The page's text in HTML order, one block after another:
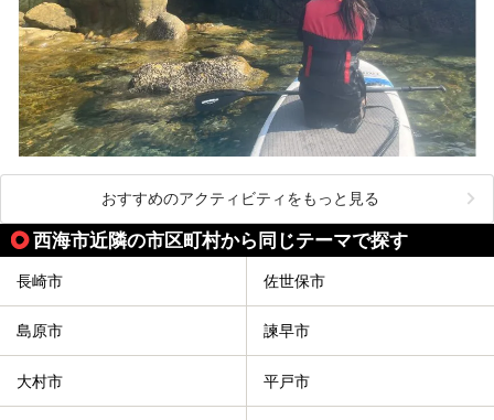
おすすめのアクティビティをもっと見る
西海市近隣の市区町村から同じテーマで探す
長崎市 佐世保市
島原市 諫早市
大村市 平戸市